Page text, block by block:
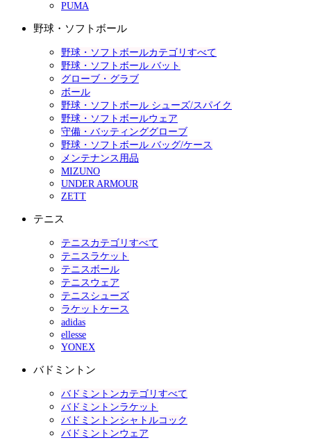
PUMA
野球・ソフトボール
野球・ソフトボールカテゴリすべて
野球・ソフトボール バット
グローブ・グラブ
ボール
野球・ソフトボール シューズ/スパイク
野球・ソフトボールウェア
守備・バッティンググローブ
野球・ソフトボール バッグ/ケース
メンテナンス用品
MIZUNO
UNDER ARMOUR
ZETT
テニス
テニスカテゴリすべて
テニスラケット
テニスボール
テニスウェア
テニスシューズ
ラケットケース
adidas
ellesse
YONEX
バドミントン
バドミントンカテゴリすべて
バドミントンラケット
バドミントンシャトルコック
バドミントンウェア